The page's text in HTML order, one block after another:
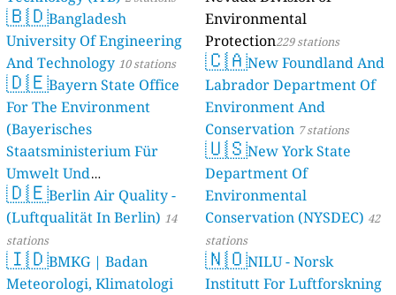
🇧🇩Bangladesh
University Of Engineering
And Technology 10 stations
🇩🇪Bayern State Office
For The Environment
(Bayerisches
Staatsministerium Für
Umwelt Und
Verbraucherschutz) - LfU
46 stations
🇩🇪Berlin Air Quality -
(Luftqualität In Berlin) 14
stations
🇮🇩BMKG | Badan
Meteorologi, Klimatologi
Environmental
Protection229 stations
🇨🇦New Foundland And
Labrador Department Of
Environment And
Conservation 7 stations
🇺🇸New York State
Department Of
Environmental
Conservation (NYSDEC) 42
stations
🇳🇴NILU - Norsk
Institutt For Luftforskning